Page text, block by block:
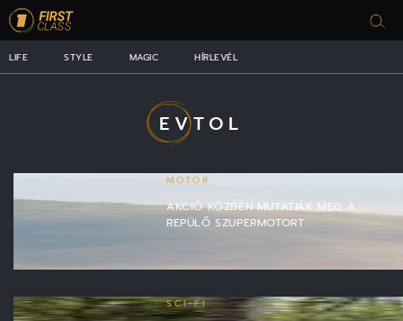
LIFE STYLE MAGIC HÍRLEVÉL
EVTOL
MOTOR
AKCIÓ KÖZBEN MUTATJÁK MEG A
REPÜLŐ SZUPERMOTORT
SCI-FI